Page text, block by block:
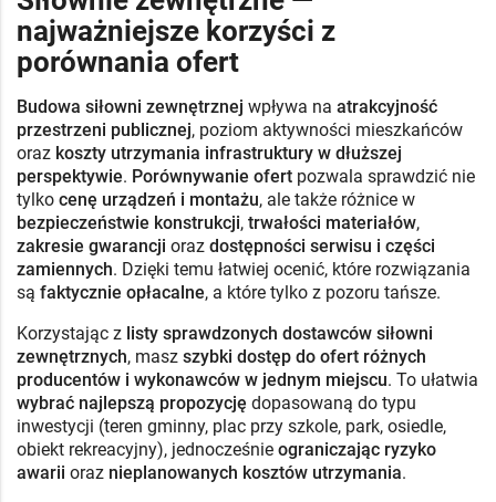
najważniejsze korzyści z
porównania ofert
Budowa siłowni zewnętrznej wpływa na atrakcyjność
przestrzeni publicznej, poziom aktywności mieszkańców
oraz koszty utrzymania infrastruktury w dłuższej
perspektywie. Porównywanie ofert pozwala sprawdzić nie
tylko cenę urządzeń i montażu, ale także różnice w
bezpieczeństwie konstrukcji, trwałości materiałów,
zakresie gwarancji oraz dostępności serwisu i części
zamiennych. Dzięki temu łatwiej ocenić, które rozwiązania
są faktycznie opłacalne, a które tylko z pozoru tańsze.
Korzystając z listy sprawdzonych dostawców siłowni
zewnętrznych, masz szybki dostęp do ofert różnych
producentów i wykonawców w jednym miejscu. To ułatwia
wybrać najlepszą propozycję dopasowaną do typu
inwestycji (teren gminny, plac przy szkole, park, osiedle,
obiekt rekreacyjny), jednocześnie ograniczając ryzyko
awarii oraz nieplanowanych kosztów utrzymania.